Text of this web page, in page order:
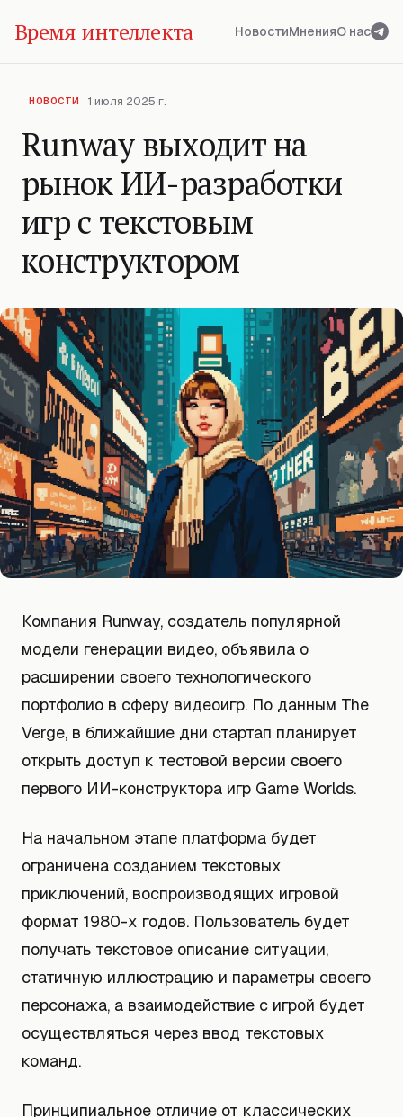
Время интеллекта НовостиМненияО нас
НОВОСТИ 1 июля 2025 г.
Runway выходит на
рынок ИИ-разработки
игр с текстовым
конструктором
Компания Runway, создатель популярной
модели генерации видео, объявила о
расширении своего технологического
портфолио в сферу видеоигр. По данным The
Verge, в ближайшие дни стартап планирует
открыть доступ к тестовой версии своего
первого ИИ-конструктора игр Game Worlds.
На начальном этапе платформа будет
ограничена созданием текстовых
приключений, воспроизводящих игровой
формат 1980-х годов. Пользователь будет
получать текстовое описание ситуации,
статичную иллюстрацию и параметры своего
персонажа, а взаимодействие с игрой будет
осуществляться через ввод текстовых
команд.
Принципиальное отличие от классических